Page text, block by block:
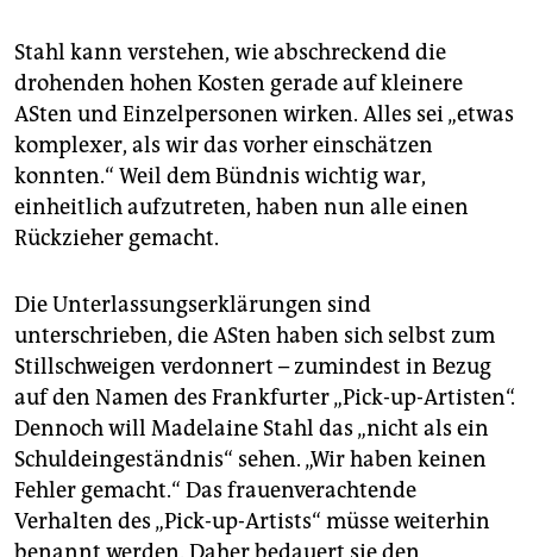
Stahl kann verstehen, wie abschreckend die
drohenden hohen Kosten gerade auf kleinere
ASten und Einzelpersonen wirken. Alles sei „etwas
komplexer, als wir das vorher einschätzen
konnten.“ Weil dem Bündnis wichtig war,
einheitlich aufzutreten, haben nun alle einen
Rückzieher gemacht.
Die Unterlassungserklärungen sind
unterschrieben, die ASten haben sich selbst zum
Stillschweigen verdonnert – zumindest in Bezug
auf den Namen des Frankfurter „Pick-up-Artisten“.
Dennoch will Madelaine Stahl das „nicht als ein
Schuldeingeständnis“ sehen. „Wir haben keinen
Fehler gemacht.“ Das frauenverachtende
Verhalten des „Pick-up-Artists“ müsse weiterhin